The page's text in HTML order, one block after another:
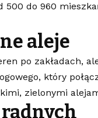
do 960
aleje
po zakładach,
który
zielonymi
radnych